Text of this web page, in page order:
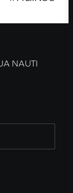
NAUTI